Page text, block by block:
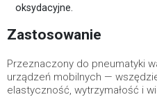
oksydacyjne.
Zastosowanie
Przeznaczony do pneumatyki
urządzeń mobilnych —
elastyczność, wytrzymałość i